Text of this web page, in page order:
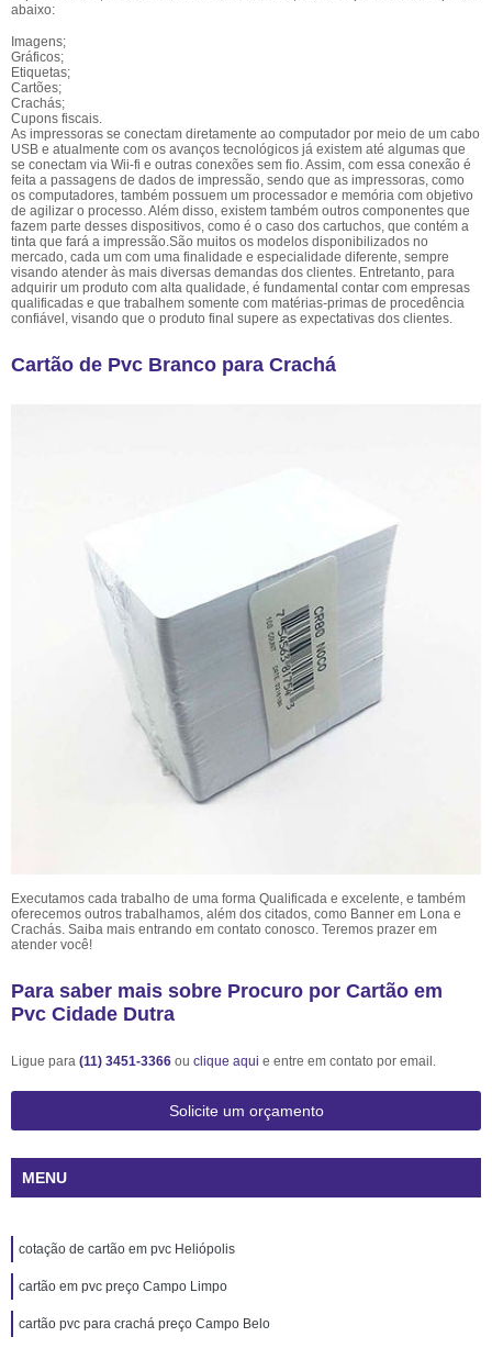
abaixo:
Imagens;
Gráficos;
Etiquetas;
Cartões;
Crachás;
Cupons fiscais.
As impressoras se conectam diretamente ao computador por meio de um cabo
USB e atualmente com os avanços tecnológicos já existem até algumas que
se conectam via Wii-fi e outras conexões sem fio. Assim, com essa conexão é
feita a passagens de dados de impressão, sendo que as impressoras, como
os computadores, também possuem um processador e memória com objetivo
de agilizar o processo. Além disso, existem também outros componentes que
fazem parte desses dispositivos, como é o caso dos cartuchos, que contém a
tinta que fará a impressão.São muitos os modelos disponibilizados no
mercado, cada um com uma finalidade e especialidade diferente, sempre
visando atender às mais diversas demandas dos clientes. Entretanto, para
adquirir um produto com alta qualidade, é fundamental contar com empresas
qualificadas e que trabalhem somente com matérias-primas de procedência
confiável, visando que o produto final supere as expectativas dos clientes.
Cartão de Pvc Branco para Crachá
Executamos cada trabalho de uma forma Qualificada e excelente, e também
oferecemos outros trabalhamos, além dos citados, como Banner em Lona e
Crachás. Saiba mais entrando em contato conosco. Teremos prazer em
atender você!
Para saber mais sobre Procuro por Cartão em
Pvc Cidade Dutra
Ligue para (11) 3451-3366 ou clique aqui e entre em contato por email.
Solicite um orçamento
MENU
cotação de cartão em pvc Heliópolis
cartão em pvc preço Campo Limpo
cartão pvc para crachá preço Campo Belo